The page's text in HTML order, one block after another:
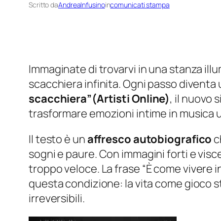
Scritto daAndreaInfusinoincomunicati stampa
Immaginate di trovarvi in una stanza
scacchiera infinita. Ogni passo
scacchiera”(Artisti Online), il nuovo
trasformare emozioni intime in musica
Il testo è unaffresco autobiografico
sogni e paure. Con immagini forti e
troppo veloce. La frase “È come vivere
questa condizione: la vita come gioco
irreversibili.